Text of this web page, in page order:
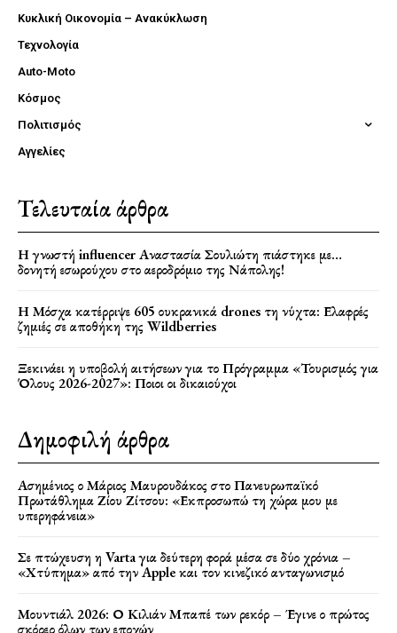
Κυκλική Οικονομία – Ανακύκλωση
Τεχνολογία
Auto-Moto
Κόσμος
Πολιτισμός
Αγγελίες
Τελευταία άρθρα
Η γνωστή influencer Αναστασία Σουλιώτη πιάστηκε με…
δονητή εσωρούχου στο αεροδρόμιο της Νάπολης!
Η Μόσχα κατέρριψε 605 ουκρανικά drones τη νύχτα: Ελαφρές
ζημιές σε αποθήκη της Wildberries
Ξεκινάει η υποβολή αιτήσεων για το Πρόγραμμα «Τουρισμός για
Όλους 2026-2027»: Ποιοι οι δικαιούχοι
Δημοφιλή άρθρα
Ασημένιος ο Μάριος Μαυρουδάκος στο Πανευρωπαϊκό
Πρωτάθλημα Ζίου Ζίτσου: «Εκπροσωπώ τη χώρα μου με
υπερηφάνεια»
Σε πτώχευση η Varta για δεύτερη φορά μέσα σε δύο χρόνια –
«Χτύπημα» από την Apple και τον κινεζικό ανταγωνισμό
Μουντιάλ 2026: Ο Κιλιάν Μπαπέ των ρεκόρ – Έγινε ο πρώτος
σκόρερ όλων των εποχών